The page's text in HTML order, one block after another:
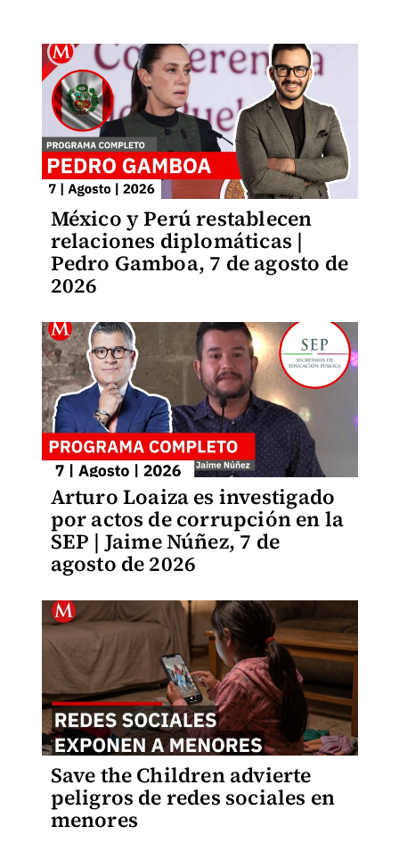
México y Perú restablecen
relaciones diplomáticas |
Pedro Gamboa, 7 de agosto de
2026
Arturo Loaiza es investigado
por actos de corrupción en la
SEP | Jaime Núñez, 7 de
agosto de 2026
Save the Children advierte
peligros de redes sociales en
menores